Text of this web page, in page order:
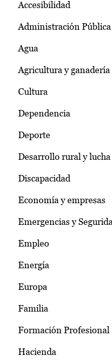
Accesibilidad
Administración Pública
Agua
Agricultura y ganadería
Cultura
Dependencia
Deporte
Desarrollo rural y
Discapacidad
Economía y empresas
Emergencias y
Empleo
Energía
Europa
Familia
Formación Profesional
Hacienda